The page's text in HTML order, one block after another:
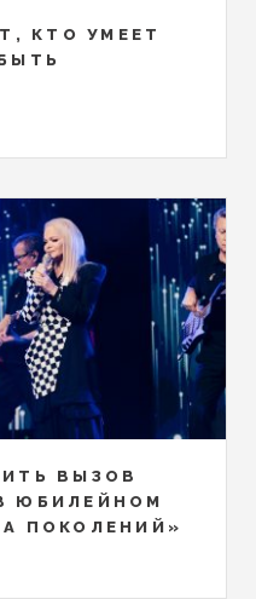
КТО УМЕЕТ
ВЫЗОВ
ЮБИЛЕЙНОМ
ПОКОЛЕНИЙ»